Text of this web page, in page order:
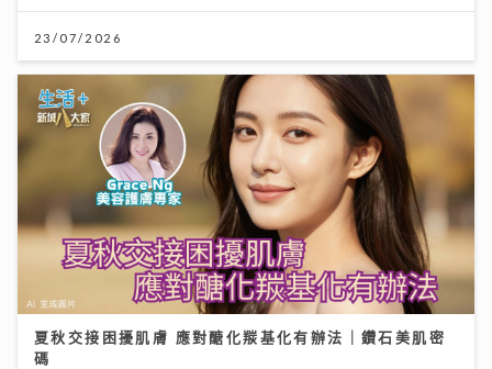
23/07/2026
夏秋交接困擾肌膚 應對醣化羰基化有辦法｜鑽石美肌密
碼